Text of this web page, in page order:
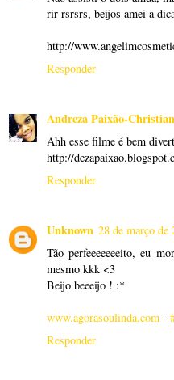
rir rsrsrs, beijos amei a
http://
Responder
Andreza Paixão-
Ahh esse filme é bem
http://
Responder
Unknown 28 de março de
Tão perfeeeeeeeito, eu
mesmo kkk <3
Beijo beeeijo ! :*
www.agorasoulinda.com -
Responder